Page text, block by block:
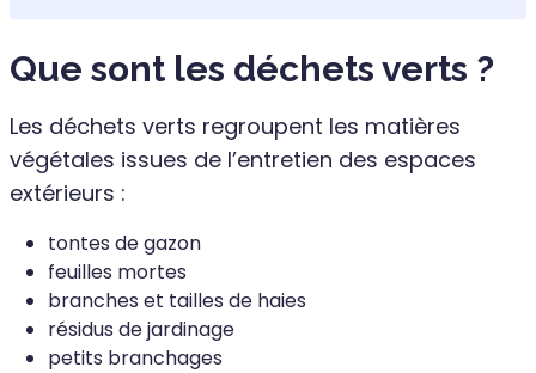
Que sont les déchets verts ?
Les déchets verts regroupent les matières
végétales issues de l’entretien des espaces
extérieurs :
tontes de gazon
feuilles mortes
branches et tailles de haies
résidus de jardinage
petits branchages